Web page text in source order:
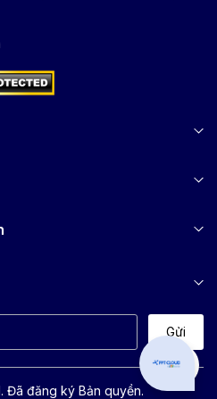
Gửi
Đã đăng ký Bản quyền.
Can I